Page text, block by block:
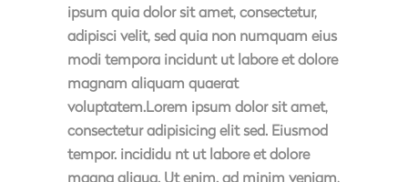
ipsum quia dolor sit amet, consectetur,
adipisci velit, sed quia non numquam eius
modi tempora incidunt ut labore et dolore
magnam aliquam quaerat
voluptatem.Lorem ipsum dolor sit amet,
consectetur adipisicing elit sed. Eiusmod
tempor. incididu nt ut labore et dolore
magna aliqua. Ut enim. ad minim veniam,